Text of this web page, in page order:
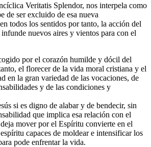
Veritatis Splendor, nos interpela como
de ser excluido de esa nueva
todos los sentidos por tanto, la acción del
nuevos aires y vientos para con el
por el corazón humilde y dócil del
el florecer de la vida moral cristiana y el
en la gran variedad de las vocaciones, de
y de las condiciones y
si es digno de alabar y de bendecir, sin
que implica esa relación con el
mover por el Espíritu convierte en el
capaces de moldear e intensificar los
pode enfrentar la vida.